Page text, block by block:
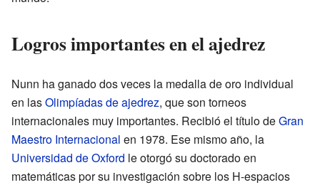
Logros importantes en el ajedrez
Nunn ha ganado dos veces la medalla de oro individual
en lasOlimpíadas de ajedrez, que son torneos
internacionales muy importantes. Recibió el título deGran
Maestro Internacional en 1978. Ese mismo año, la
Universidad de Oxford le otorgó su doctorado en
matemáticas por su investigación sobre los H-espacios